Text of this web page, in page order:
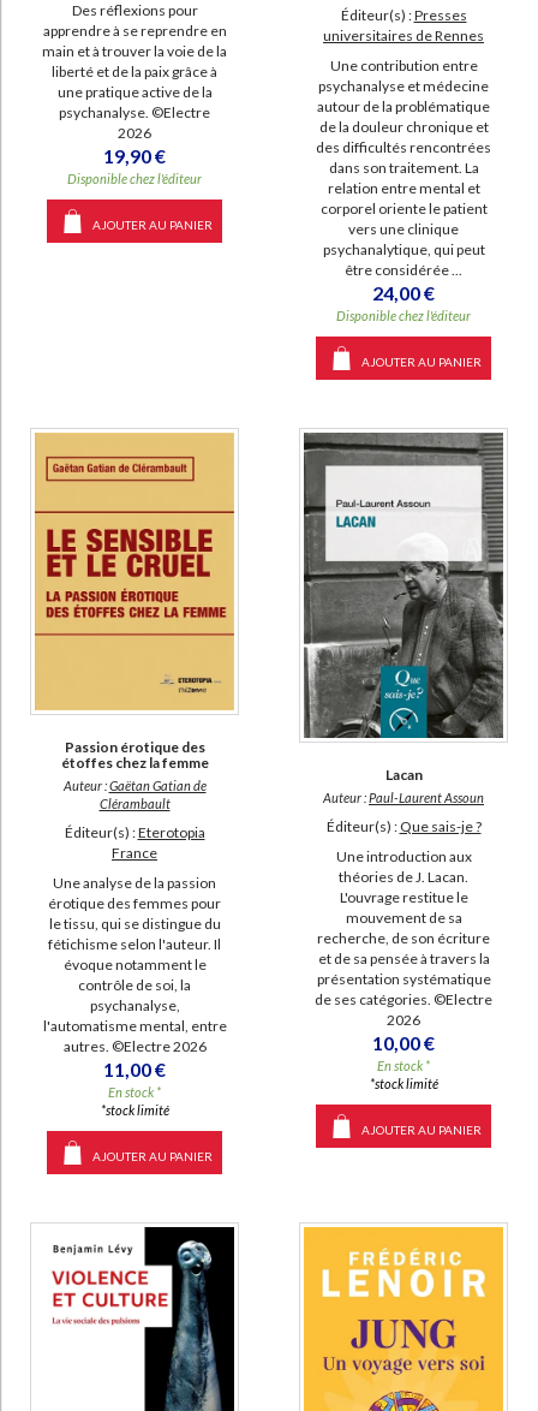
Des réflexions pour
apprendre à se reprendre en
main et à trouver la voie de la
liberté et de la paix grâce à
une pratique active de la
psychanalyse. ©Electre
2026
19,90 €
Disponible chez l'éditeur
AJOUTER AU PANIER
Éditeur(s) :Presses
universitaires de Rennes
Une contribution entre
psychanalyse et médecine
autour de la problématique
de la douleur chronique et
des difficultés rencontrées
dans son traitement. La
relation entre mental et
corporel oriente le patient
vers une clinique
psychanalytique, qui peut
être considérée ...
24,00 €
Disponible chez l'éditeur
AJOUTER AU PANIER
Passion érotique des
étoffes chez la femme
Auteur :Gaëtan Gatian de
Clérambault
Éditeur(s) :Eterotopia
France
Une analyse de la passion
érotique des femmes pour
le tissu, qui se distingue du
fétichisme selon l'auteur. Il
évoque notamment le
contrôle de soi, la
psychanalyse,
l'automatisme mental, entre
autres. ©Electre 2026
11,00 €
En stock *
*stock limité
AJOUTER AU PANIER
Lacan
Auteur :Paul-Laurent Assoun
Éditeur(s) : Que sais-je ?
Une introduction aux
théories de J. Lacan.
L'ouvrage restitue le
mouvement de sa
recherche, de son écriture
et de sa pensée à travers la
présentation systématique
de ses catégories. ©Electre
2026
10,00 €
En stock *
*stock limité
AJOUTER AU PANIER